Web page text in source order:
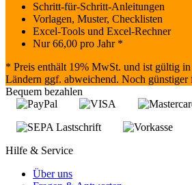
Schritt-für-Schritt-Anleitungen
Vorlagen, Muster, Checklisten
Excel-Tools und Excel-Rechner
Nur66,00 pro Jahr *
* Preis enthält 19% MwSt. und ist gültig
Ländern ggf. abweichend. Noch günstiger
Bequem bezahlen
Hilfe & Service
Über uns